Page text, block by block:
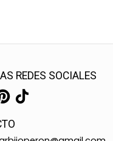
REDES SOCIALES